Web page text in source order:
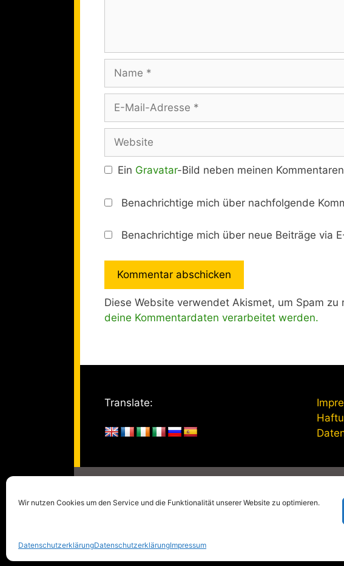
Wir nutzen Cookies um den Service und die Funktionalität unserer Website zu optimieren.
DatenschutzerklärungDatenschutzerklärungImpressum
Name
Adresse
Website
Ein Gravatar-Bild neben meinen
Benachrichtige mich über nachfolgende
Benachrichtige mich über neue Beiträge via
Diese Website verwendet Akismet, um Spam zu
deine Kommentardaten verarbeitet werden.
Translate: